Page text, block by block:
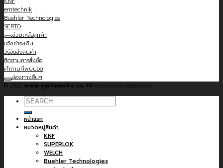
emtechnik
Buehler Technologies
SERTO
ช่วยเหลือลูกค้า
แจ้งชำระเงิน
วิธีจัดส่งสินค้า
ติดตามการสั่งซื้อ
คำถามที่พบบ่อย
ช่องทางอื่นๆ
© 2026 www.systematic.co.th ออกแบบโดย Designlnw
Search
for:
หน้าแรก
หมวดหมู่สินค้า
KNF
SUPERLOK
WELCH
Buehler Technologies